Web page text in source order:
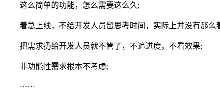
这么简单的功能，怎么需要这么久;
着急上线，不给开发人员留思考时间，实际上并没有那么
把需求扔给开发人员就不管了，不追进度，不看效果;
非功能性需求根本不考虑;
……